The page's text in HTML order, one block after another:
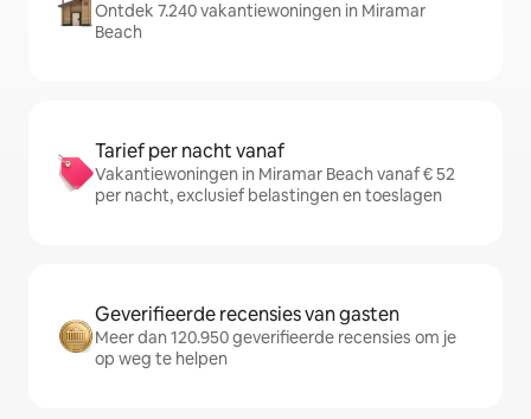
Ontdek 7.240 vakantiewoningen in Miramar
Beach
Tarief per nacht vanaf
Vakantiewoningen in Miramar Beach vanaf € 52
per nacht, exclusief belastingen en toeslagen
Geverifieerde recensies van gasten
Meer dan 120.950 geverifieerde recensies om je
op weg te helpen